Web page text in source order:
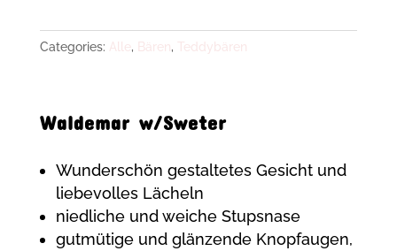
Categories: Alle , Bären, Teddybären
Waldemar w/Sweter
Wunderschön gestaltetes Gesicht und
liebevolles Lächeln
niedliche und weiche Stupsnase
gutmütige und glänzende Knopfaugen,